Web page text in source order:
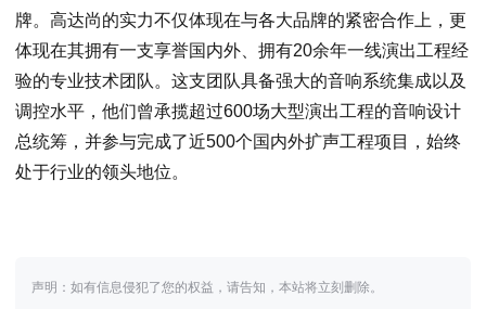
牌。高达尚的实力不仅体现在与各大品牌的紧密合作上，更
体现在其拥有一支享誉国内外、拥有20余年一线演出工程经
验的专业技术团队。这支团队具备强大的音响系统集成以及
调控水平，他们曾承揽超过600场大型演出工程的音响设计
总统筹，并参与完成了近500个国内外扩声工程项目，始终
处于行业的领头地位。
声明：如有信息侵犯了您的权益，请告知，本站将立刻删除。